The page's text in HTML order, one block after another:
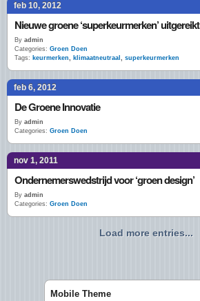
feb 10, 2012
Nieuwe groene ‘superkeurmerken’ uitgereikt
By admin
Categories: Groen Doen
Tags: keurmerken, klimaatneutraal , superkeurmerken
feb 6, 2012
De Groene Innovatie
By admin
Categories: Groen Doen
nov 1, 2011
Ondernemerswedstrijd voor ‘groen design’
By admin
Categories: Groen Doen
Load more entries...
Mobile Theme